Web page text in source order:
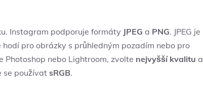
Instagram podporuje formáty JPEG a PNG. JPEG ‌je⁤
pro ‍obrázky s ‍průhledným‌ pozadím nebo pro
nebo ⁤Lightroom, ‌zvolte nejvyšší kvalitu a
se používat sRGB.